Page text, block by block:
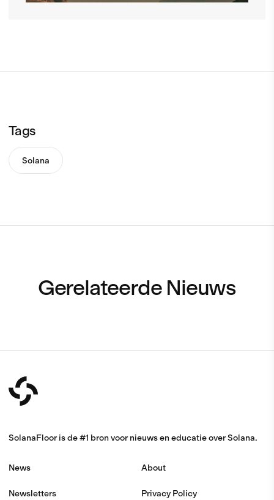
Tags
Solana
Gerelateerde Nieuws
SolanaFloor is de #1 bron voor nieuws en educatie over Solana.
News
Newsletters
About
Privacy Policy